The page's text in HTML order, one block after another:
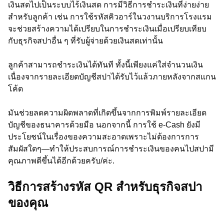
เงินสดไปเป็นระบบไร้เงินสด การมีวิธีการชำระเงินที่ง่ายง่าย
สำหรับลูกค้า เช่น การใช้รหัสคิวอาร์ในวงานบริการโรงแรม
จะช่วยสร้างความได้เปรียบในการชำระเงินเมื่อเปรียบเทียบ
กับธุรกิจสปาอื่น ๆ ที่รับผู้จ่ายด้วยเงินสดเท่านั้น
ลูกค้าสามารถชำระเงินได้ทันที ทั้งนี้เพียงแค่ใส่จำนวนเงิน
เนื่องจากรายละเอียดบัญชีสปาได้รับไว้แล้วภายหลังจากสแกน
โค้ด
มันช่วยลดความผิดพลาดที่เกิดขึ้นจากการพิมพ์รายละเอียด
บัญชีของธนาคารด้วยมือ นอกจากนี้ การใช้ e-Cash ยังมี
ประโยชน์ในเรื่องของความสะอาดเพราะไม่ต้องการการ
สัมผัสใดๆ—ทำให้ประสบการณ์การชำระเงินของคนไปสปามี
คุณภาพดีขึ้นได้อีกด้วยครับ/ค่ะ.
วิธีการสร้างรหัส QR สำหรับธุรกิจสปา
ของคุณ